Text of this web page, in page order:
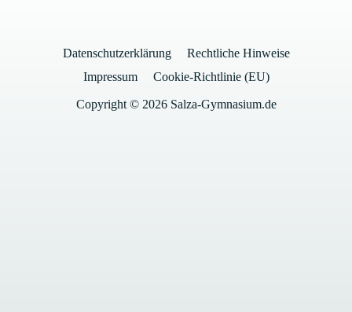
Datenschutzerklärung
Rechtliche Hinweise
Impressum
Cookie-Richtlinie (EU)
Copyright © 2026 Salza-Gymnasium.de